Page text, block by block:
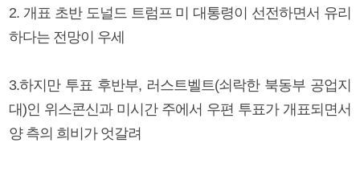
2. 개표 초반 도널드 트럼프 미 대통령이 선전하면서 유리
하다는 전망이 우세
3.하지만 투표 후반부, 러스트벨트(쇠락한 북동부 공업지
대)인 위스콘신과 미시간 주에서 우편 투표가 개표되면서
양 측의 희비가 엇갈려